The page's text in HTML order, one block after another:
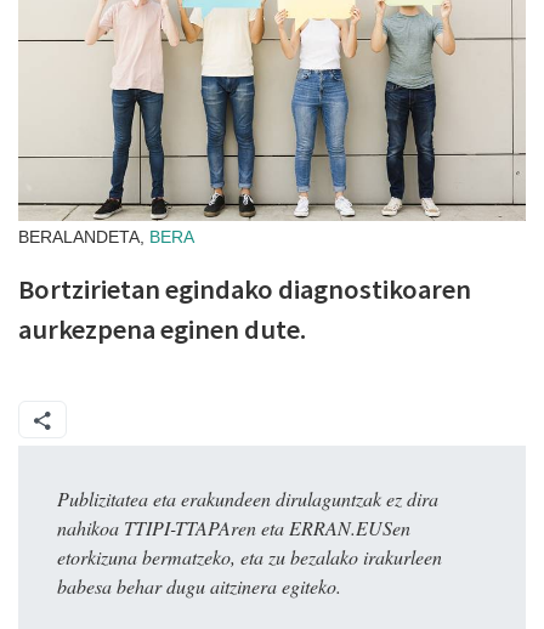
BERALANDETA, BERA
Bortzirietan egindako diagnostikoaren
aurkezpena eginen dute.
Publizitatea eta erakundeen dirulaguntzak ez dira
nahikoa TTIPI-TTAPAren eta ERRAN.EUSen
etorkizuna bermatzeko, eta zu bezalako irakurleen
babesa behar dugu aitzinera egiteko.